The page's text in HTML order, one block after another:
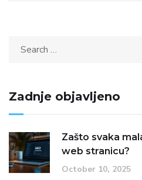
Zadnje objavljeno
Zašto svaka
web stranicu?
October 10, 2025